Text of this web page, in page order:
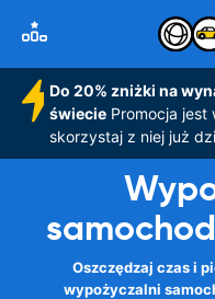
Do 20% zniżki na
świeciePromocja jest
skorzystaj z niej już
Oszczędzaj czas i
wypożyczalni